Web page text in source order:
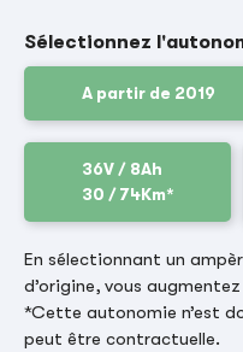
Sélectionnez
A partir de 2019
36V / 8Ah
30 / 74Km*
En sélectionnant un
d’origine, vous
*Cette autonomie n’est
peut être contractuelle.